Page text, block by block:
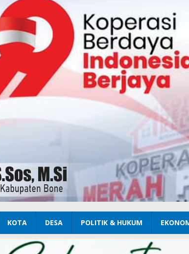
KOTA DESA POLITIK & HUKUM